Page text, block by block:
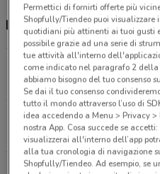
Negozi Vobis a Roma
Via Dei Mille, 24 Roma
1.3 km
Viale Eritrea, 87 A/B
1.7 km
Via Appia Nuova, 541/
Permettici di fornirti offerte più
Shopfully/Tiendeo puoi visualizzare
quotidiani più attinenti ai tuoi gusti
possibile grazie ad una serie di
tue attività all'interno
come indicato nel paragrafo 2 della
abbiamo bisogno del tuo consenso
Se dai il tuo consenso
tutto il mondo attraverso l’uso di
idea accedendo a Menu > Privacy
nostra App. Cosa succede se
visualizzerai all'interno dell’app
alla tua cronologia di navigazione
Shopfully/Tiendeo. Ad esempio, se